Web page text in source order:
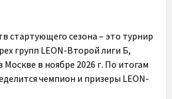
стартующего сезона – это турнир
групп LEON-Второй лиги Б,
в ноябре 2026 г. По итогам
чемпион и призеры LEON-